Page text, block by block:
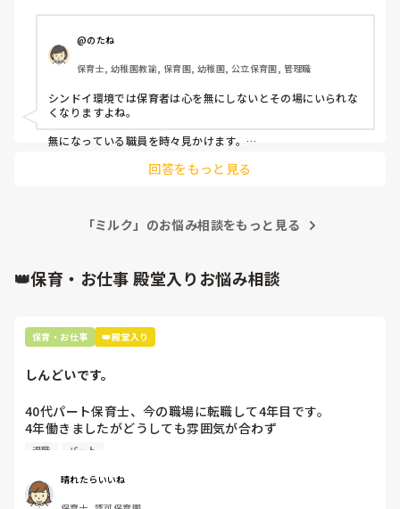
お着替えしてもパンツずれたまま
ミルクしか飲んでない赤ちゃんのミルクを飲ます時間を意図
的にずらし、量を減らすためにお茶で誤魔化す
などなど
見ていてため息でる
@のたね
保育士, 幼稚園教諭, 保育園, 幼稚園, 公立保育園, 管理職
シンドイ環境では保育者は心を無にしないとその場にいられな
くなりますよね。
無になっている職員を時々見かけます。
絹豆腐さんの園はちょっと思考停止な印象ですね。過去の都合
い」「力が有り余る」など大人都合なんですよね。
います！
ご自愛くださ。
回答をもっと見る
「ミルク」のお悩み相談をもっと見る
👑保育・お仕事 殿堂入りお悩み相談
保育・お仕事 👑殿堂入り
しんどいです。
40代パート保育士、今の職場に転職して4年目です。
4年働きましたがどうしても雰囲気が合わず
退職しようと思っています。
周りの職員は、勤続10年以上から何十年という先生がほとん
どです。
退職 パート
晴れたらいいね